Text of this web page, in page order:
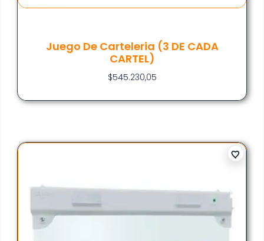
Juego De Carteleria (3 DE CADA
CARTEL)
$545.230,05